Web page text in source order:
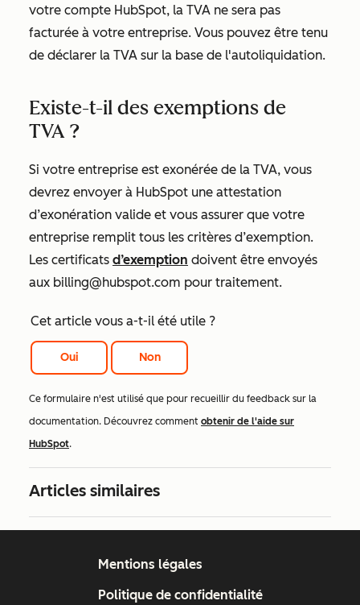
votre compte HubSpot, la TVA ne sera pas
facturée à votre entreprise. Vous pouvez être tenu
de déclarer la TVA sur la base de l'autoliquidation.
Existe-t-il des exemptions de
TVA ?
Si votre entreprise est exonérée de la TVA, vous
devrez envoyer à HubSpot une attestation
d’exonération valide et vous assurer que votre
entreprise remplit tous les critères d’exemption.
Les certificats d’exemption doivent être envoyés
aux billing@hubspot.com pour traitement.
Cet article vous a-t-il été utile ?
Oui Non
Ce formulaire n'est utilisé que pour recueillir du feedback sur la
documentation. Découvrez comment obtenir de l'aide sur
HubSpot.
Articles similaires
Mentions légales
Politique de confidentialité